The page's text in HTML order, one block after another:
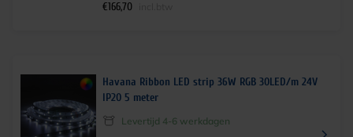
€166,70
Havana Ribbon LED strip 36W RGB 30LED/m 24V
IP20 5 meter
Levertijd 4-6 werkdagen